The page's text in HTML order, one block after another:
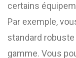
certains
Par exemple,
standard
gamme. Vous